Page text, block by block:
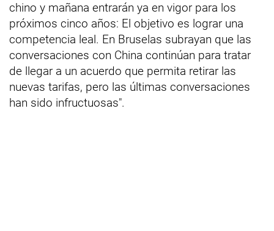
chino y mañana entrarán ya en vigor para los
próximos cinco años: El objetivo es lograr una
competencia leal. En Bruselas subrayan que las
conversaciones con China continúan para tratar
de llegar a un acuerdo que permita retirar las
nuevas tarifas, pero las últimas conversaciones
han sido infructuosas".